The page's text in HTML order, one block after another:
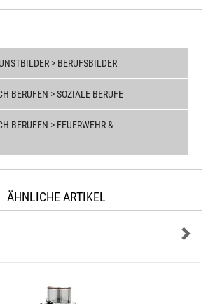
> BERUFSBILDER
BERUFEN > SOZIALE BERUFE
BERUFEN > FEUERWEHR &
ÄHNLICHE ARTIKEL